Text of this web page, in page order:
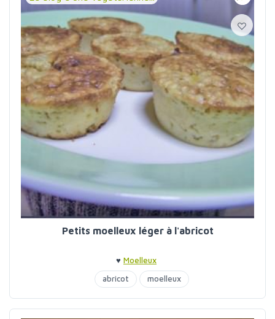
Petits moelleux léger à l'abricot
♥ Moelleux
abricot
moelleux